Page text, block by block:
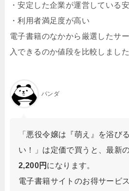
・安定した企業が運営している
・利用者満足度が高い
電子書籍のなかから厳選したサ
入できるのか値段を比較しました
パンダ
「悪役令嬢は『萌え』を浴び
い！」は定価で買うと、最新
2,200円 になります。
電子書籍サイトのお得サービ